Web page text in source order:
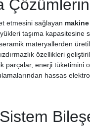
etmesini sağlayan makine
taşıma
materyallerden
özellikleri
parçalar, enerji
hassas